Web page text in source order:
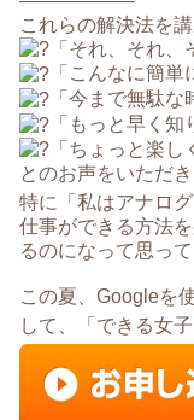
これらの解決法を
「それ、それ、
「こんなに簡単
「今まで無駄な
「もっと早く知
「ちょっと楽し
とのお声をいただき
特に「私はアナロ
仕事ができる方法
るのになって思って
この夏、Googleを
して、「できる女